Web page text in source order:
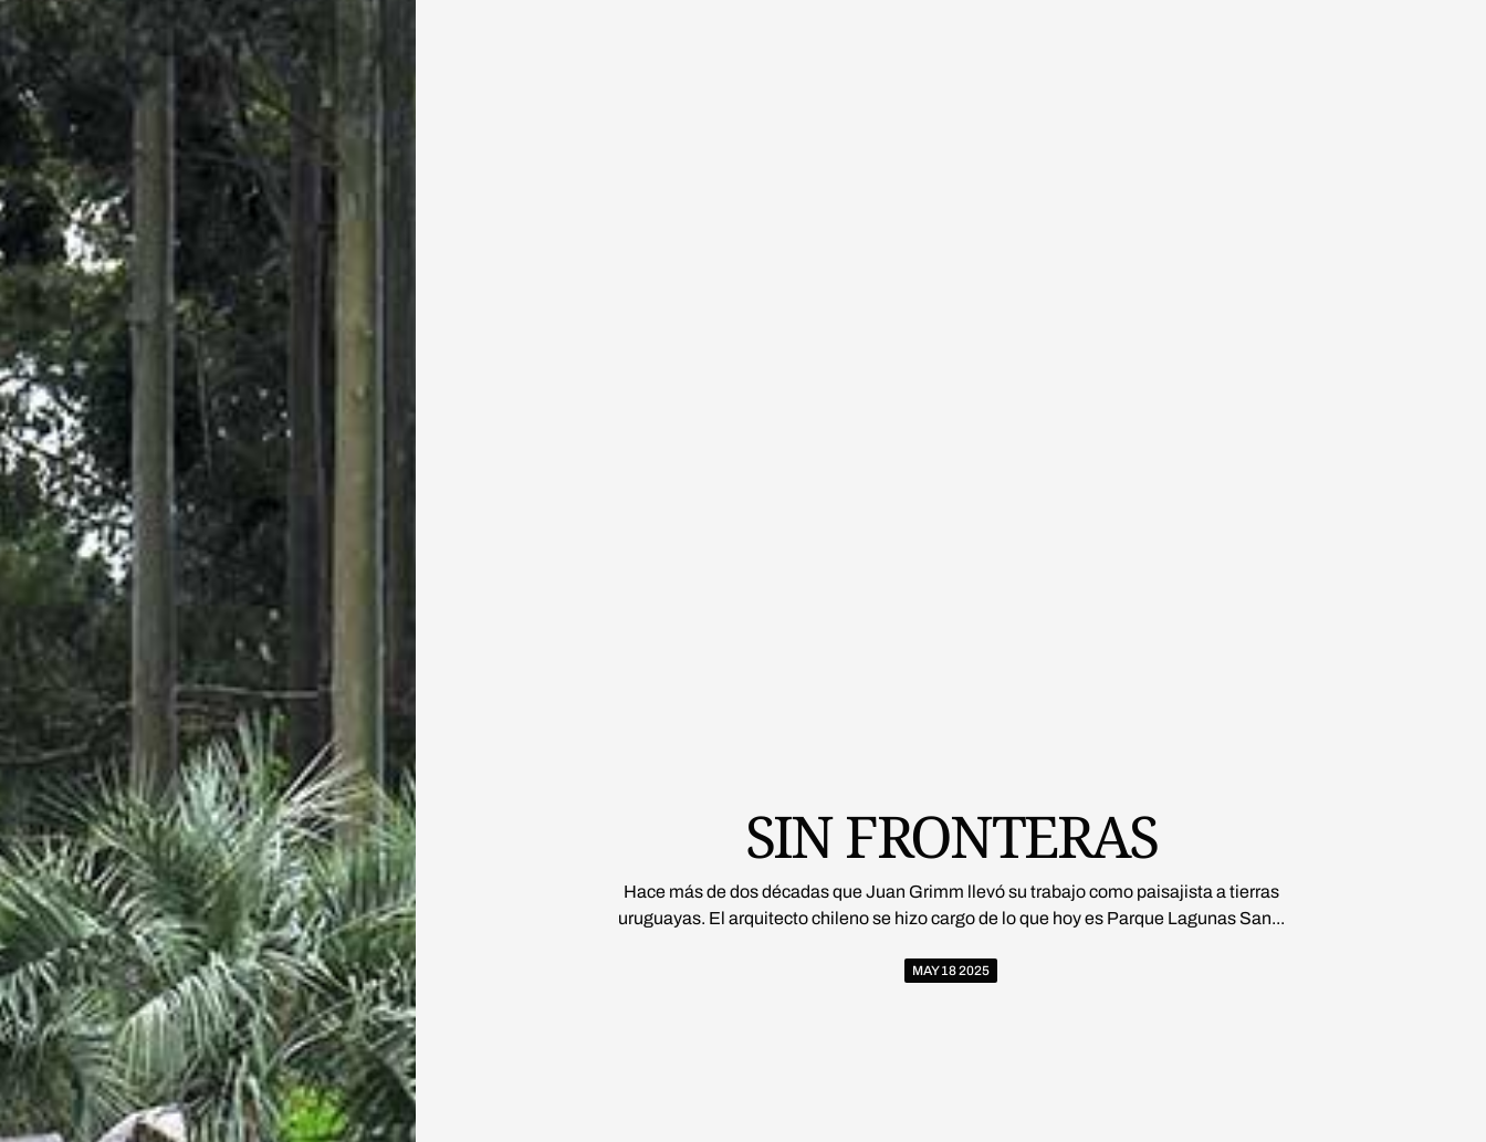
SIN FRONTERAS
Hace más de dos décadas que Juan Grimm llevó su trabajo como paisajista a tierras
uruguayas. El arquitecto chileno se hizo cargo de lo que hoy es Parque Lagunas San...
MAY 18 2025